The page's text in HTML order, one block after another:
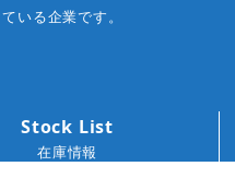
いる企業です。
Stock List
在庫情報